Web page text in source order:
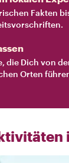
Fakten
die Dich von
Orten